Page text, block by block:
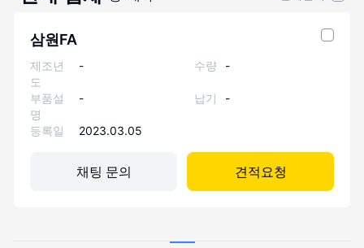
삼원FA
제조년
도
- 수량 -
부품설
명
- 납기 -
등록일 2023.03.05
채팅 문의 견적요청